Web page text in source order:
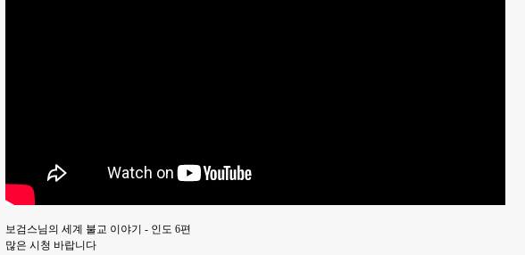
보검스님의 세계 불교 이야기 - 인도 6편
많은 시청 바랍니다